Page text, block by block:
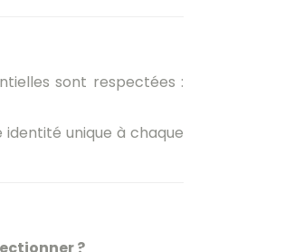
sont respectées :
unique à chaque